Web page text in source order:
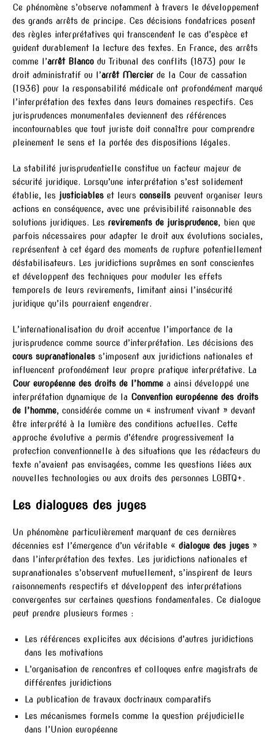
Ce phénomène s’observe notamment à travers le développement
des grands arrêts de principe. Ces décisions fondatrices posent
des règles interprétatives qui transcendent le cas d’espèce et
guident durablement la lecture des textes. En France, des arrêts
comme l’arrêt Blanco du Tribunal des conflits (1873) pour le
droit administratif ou l’arrêt Mercier de la Cour de cassation
(1936) pour la responsabilité médicale ont profondément marqué
l’interprétation des textes dans leurs domaines respectifs. Ces
jurisprudences monumentales deviennent des références
incontournables que tout juriste doit connaître pour comprendre
pleinement le sens et la portée des dispositions légales.
La stabilité jurisprudentielle constitue un facteur majeur de
sécurité juridique. Lorsqu’une interprétation s’est solidement
établie, les justiciables et leurs conseils peuvent organiser leurs
actions en conséquence, avec une prévisibilité raisonnable des
solutions juridiques. Les revirements de jurisprudence, bien que
parfois nécessaires pour adapter le droit aux évolutions sociales,
représentent à cet égard des moments de rupture potentiellement
déstabilisateurs. Les juridictions suprêmes en sont conscientes
et développent des techniques pour moduler les effets
temporels de leurs revirements, limitant ainsi l’insécurité
juridique qu’ils pourraient engendrer.
L’internationalisation du droit accentue l’importance de la
jurisprudence comme source d’interprétation. Les décisions des
cours supranationales s’imposent aux juridictions nationales et
influencent profondément leur propre pratique interprétative. La
Cour européenne des droits de l’homme a ainsi développé une
interprétation dynamique de la Convention européenne des droits
de l’homme, considérée comme un « instrument vivant » devant
être interprété à la lumière des conditions actuelles. Cette
approche évolutive a permis d’étendre progressivement la
protection conventionnelle à des situations que les rédacteurs du
texte n’avaient pas envisagées, comme les questions liées aux
nouvelles technologies ou aux droits des personnes LGBTQ+.
Les dialogues des juges
Un phénomène particulièrement marquant de ces dernières
décennies est l’émergence d’un véritable « dialogue des juges »
dans l’interprétation des textes. Les juridictions nationales et
supranationales s’observent mutuellement, s’inspirent de leurs
raisonnements respectifs et développent des interprétations
convergentes sur certaines questions fondamentales. Ce dialogue
peut prendre plusieurs formes :
Les références explicites aux décisions d’autres juridictions
dans les motivations
L’organisation de rencontres et colloques entre magistrats de
différentes juridictions
La publication de travaux doctrinaux comparatifs
Les mécanismes formels comme la question préjudicielle
dans l’Union européenne